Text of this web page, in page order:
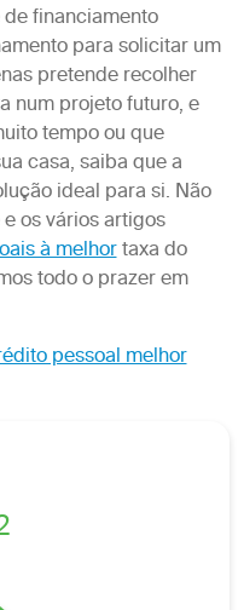
financiamento
para solicitar um
pretende recolher
num projeto futuro, e
tempo ou que
casa, saiba que a
ideal para si. Não
os vários artigos
à melhortaxa do
todo o prazer em
pessoal melhor